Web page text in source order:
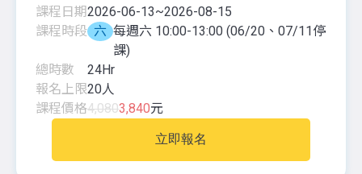
課程日期2026-06-13~2026-08-15
課程時段 六 每週六 10:00-13:00 (06/20、07/11停
課)
總時數
24Hr
報名上限20人
課程價格4,0803,840元
立即報名